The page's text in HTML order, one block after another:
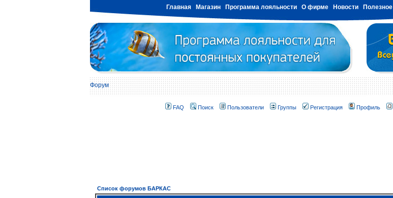
Главная Магазин Программа лояльности О фирме Новости Полезное
Форум
FAQ Поиск Пользователи Группы Регистрация Профиль
Список форумов БАРКАС